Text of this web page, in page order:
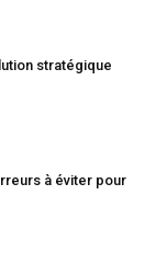
stratégique
à éviter pour